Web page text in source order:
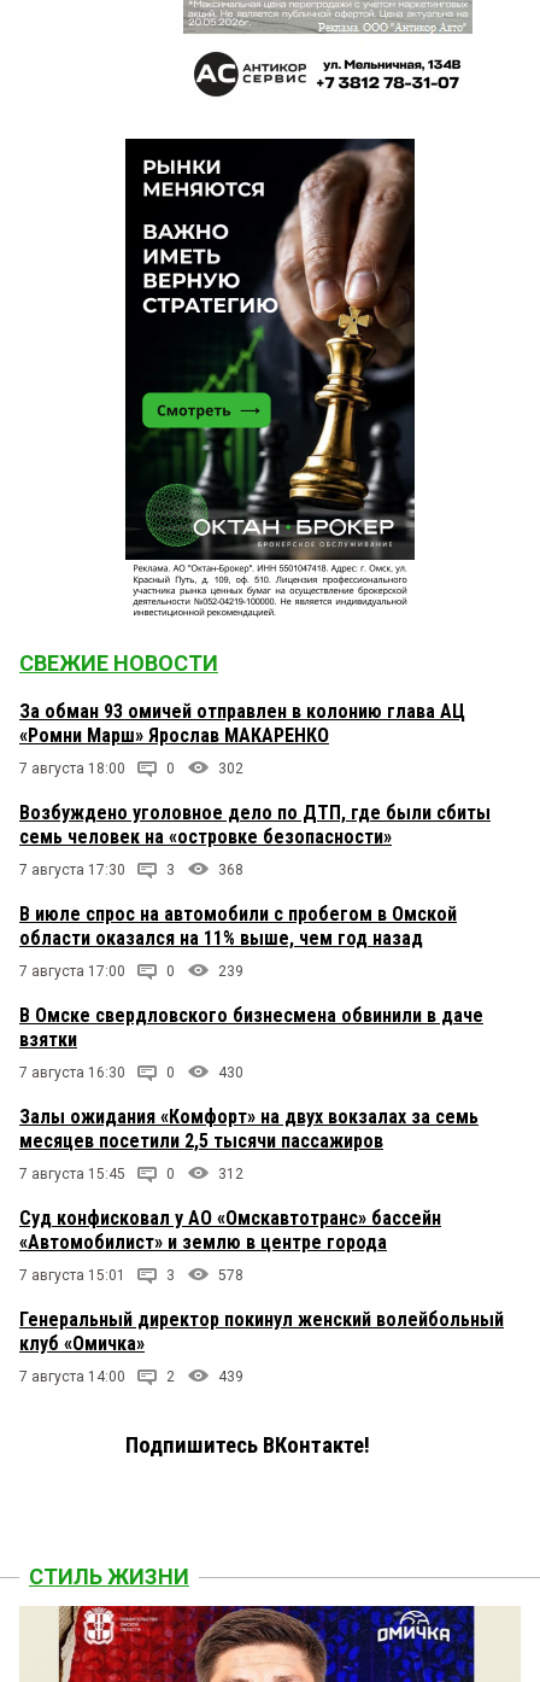
СВЕЖИЕ НОВОСТИ
За обман 93 омичей отправлен в колонию глава АЦ
«Ромни Марш» Ярослав МАКАРЕНКО
7 августа 18:00 0 302
Возбуждено уголовное дело по ДТП, где были сбиты
семь человек на «островке безопасности»
7 августа 17:30 3 368
В июле спрос на автомобили с пробегом в Омской
области оказался на 11% выше, чем год назад
7 августа 17:00 0 239
В Омске свердловского бизнесмена обвинили в даче
взятки
7 августа 16:30 0 430
Залы ожидания «Комфорт» на двух вокзалах за семь
месяцев посетили 2,5 тысячи пассажиров
7 августа 15:45 0 312
Суд конфисковал у АО «Омскавтотранс» бассейн
«Автомобилист» и землю в центре города
7 августа 15:01 3 578
Генеральный директор покинул женский волейбольный
клуб «Омичка»
7 августа 14:00 2 439
Подпишитесь ВКонтакте!
СТИЛЬ ЖИЗНИ